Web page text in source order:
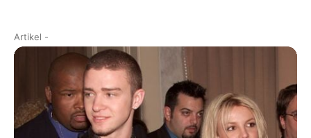
Artikel -